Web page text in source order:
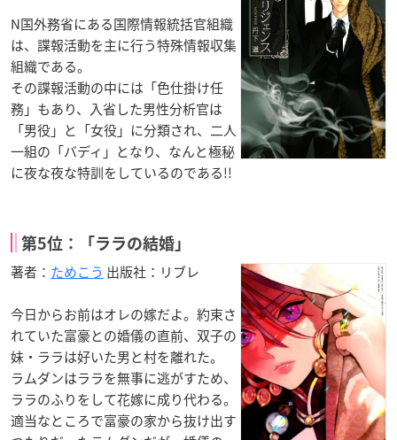
N国外務省にある国際情報統括官組織
は、諜報活動を主に行う特殊情報収集
組織である。
その諜報活動の中には「色仕掛け任
務」もあり、入省した男性分析官は
「男役」と「女役」に分類され、二人
一組の「バディ」となり、なんと極秘
に夜な夜な特訓をしているのである!!
第5位：「ララの結婚」
著者： ためこう 出版社：リブレ
今日からお前はオレの嫁だよ。約束さ
れていた富豪との婚儀の直前、双子の
妹・ララは好いた男と村を離れた。
ラムダンはララを無事に逃がすため、
ララのふりをして花嫁に成り代わる。
適当なところで富豪の家から抜け出す